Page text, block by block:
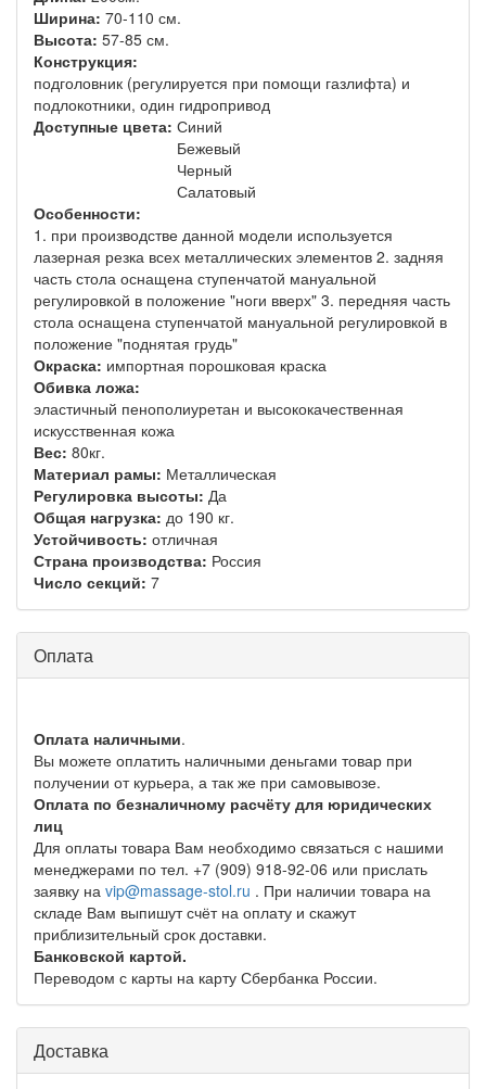
Ширина: 70-110 см.
Высота: 57-85 см.
Конструкция:
подголовник (регулируется при помощи газлифта) и
подлокотники, один гидропривод
Доступные цвета: Синий
Бежевый
Черный
Салатовый
Особенности:
1. при производстве данной модели используется
лазерная резка всех металлических элементов 2. задняя
часть стола оснащена ступенчатой мануальной
регулировкой в положение "ноги вверх" 3. передняя часть
стола оснащена ступенчатой мануальной регулировкой в
положение "поднятая грудь"
Окраска: импортная порошковая краска
Обивка ложа:
эластичный пенополиуретан и высококачественная
искусственная кожа
Вес: 80кг.
Материал рамы: Металлическая
Регулировка высоты: Да
Общая нагрузка:
до 190 кг.
Устойчивость: отличная
Страна производства: Россия
Число секций: 7
Оплата
Оплата наличными.
Вы можете оплатить наличными деньгами товар при
получении от курьера, а так же при самовывозе.
Оплата по безналичному расчёту для юридических
лиц
Для оплаты товара Вам необходимо связаться с нашими
менеджерами по тел. +7 (909) 918-92-06 или прислать
заявку на vip@massage-stol.ru . При наличии товара на
складе Вам выпишут счёт на оплату и скажут
приблизительный срок доставки.
Банковской картой.
Переводом с карты на карту Сбербанка России.
Доставка